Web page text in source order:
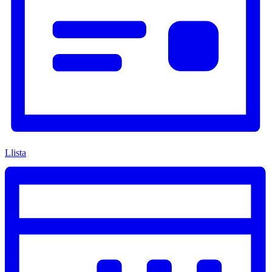
Llista